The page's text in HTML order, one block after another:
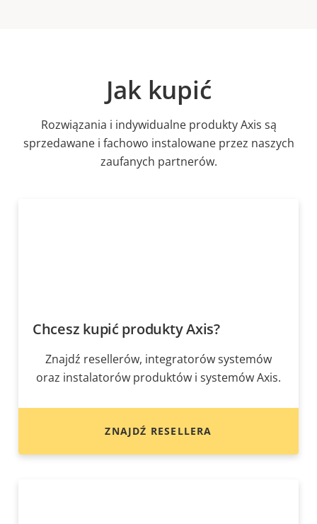
Jak kupić
Rozwiązania i indywidualne produkty Axis są
sprzedawane i fachowo instalowane przez naszych
zaufanych partnerów.
Chcesz kupić produkty Axis?
Znajdź resellerów, integratorów systemów
oraz instalatorów produktów i systemów Axis.
ZNAJDŹ RESELLERA